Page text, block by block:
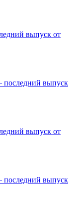
выпуск от
выпуск
выпуск от
выпуск